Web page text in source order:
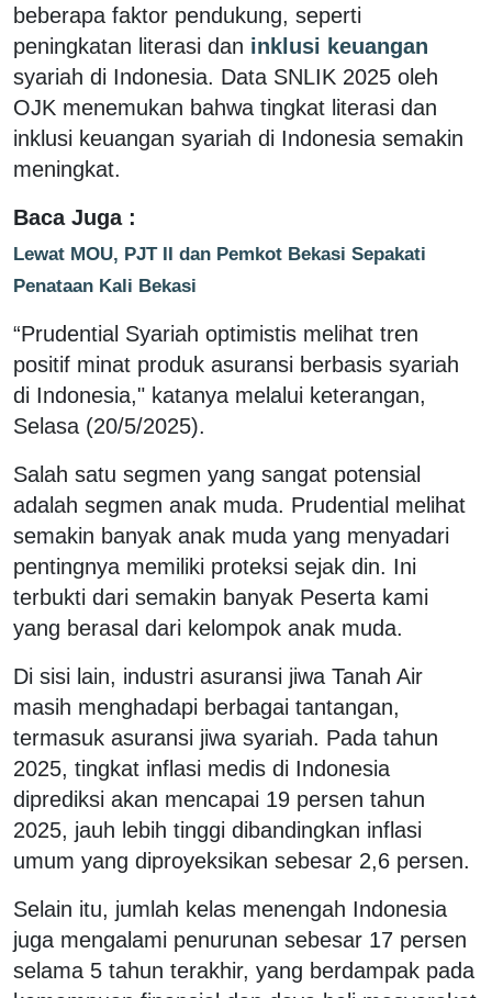
beberapa faktor pendukung, seperti
peningkatan literasi dan inklusi keuangan
syariah di Indonesia. Data SNLIK 2025 oleh
OJK menemukan bahwa tingkat literasi dan
inklusi keuangan syariah di Indonesia semakin
meningkat.
Baca Juga :
Lewat MOU, PJT II dan Pemkot Bekasi Sepakati
Penataan Kali Bekasi
“Prudential Syariah optimistis melihat tren
positif minat produk asuransi berbasis syariah
di Indonesia," katanya melalui keterangan,
Selasa (20/5/2025).
Salah satu segmen yang sangat potensial
adalah segmen anak muda. Prudential melihat
semakin banyak anak muda yang menyadari
pentingnya memiliki proteksi sejak din. Ini
terbukti dari semakin banyak Peserta kami
yang berasal dari kelompok anak muda.
Di sisi lain, industri asuransi jiwa Tanah Air
masih menghadapi berbagai tantangan,
termasuk asuransi jiwa syariah. Pada tahun
2025, tingkat inflasi medis di Indonesia
diprediksi akan mencapai 19 persen tahun
2025, jauh lebih tinggi dibandingkan inflasi
umum yang diproyeksikan sebesar 2,6 persen.
Selain itu, jumlah kelas menengah Indonesia
juga mengalami penurunan sebesar 17 persen
selama 5 tahun terakhir, yang berdampak pada